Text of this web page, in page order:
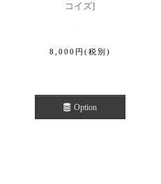
コイズ]
8,000 円 (税別)
Option